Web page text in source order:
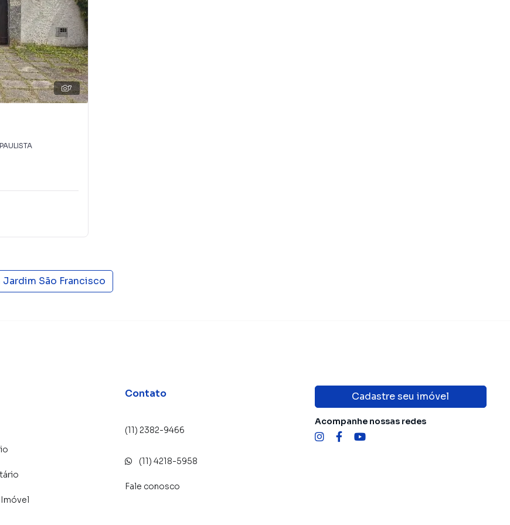
ou alugar seu imóvel mais rápido. Contamos
treinados e uma central de atendimento
7
Jardim São Francisco
Imóvel
Contato
(11) 2382-9466
(11) 4218-5958
Fale conosco
Cadastre seu imóvel
Acompanhe nossas redes